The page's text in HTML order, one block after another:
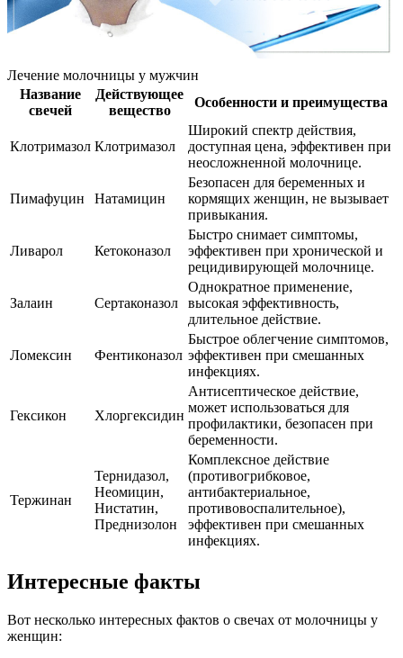
Лечение молочницы у мужчин
Название
свечей
Действующее
вещество
Особенности и преимущества
Клотримазол Клотримазол
Широкий спектр действия,
доступная цена, эффективен при
неосложненной молочнице.
Пимафуцин Натамицин
Безопасен для беременных и
кормящих женщин, не вызывает
привыкания.
Ливарол Кетоконазол
Быстро снимает симптомы,
эффективен при хронической и
рецидивирующей молочнице.
Залаин Сертаконазол
Однократное применение,
высокая эффективность,
длительное действие.
Ломексин Фентиконазол
Быстрое облегчение симптомов,
эффективен при смешанных
инфекциях.
Гексикон Хлоргексидин
Антисептическое действие,
может использоваться для
профилактики, безопасен при
беременности.
Тержинан
Тернидазол,
Неомицин,
Нистатин,
Преднизолон
Комплексное действие
(противогрибковое,
антибактериальное,
противовоспалительное),
эффективен при смешанных
инфекциях.
Интересные факты
Вот несколько интересных фактов о свечах от молочницы у
женщин: